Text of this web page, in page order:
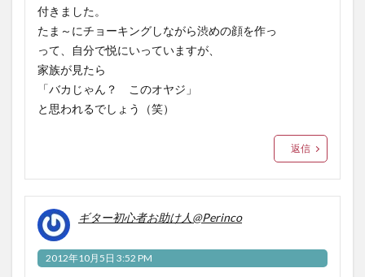
付きました。
たま～にチョーキングしながら渋めの顔を作っ
って、自分で悦にいっていますが、
家族が見たら
「バカじゃん？ このオヤジ」
と思われるでしょう（笑）
返信
ギター初心者お助け人@Perinco
2012年10月5日 3:52 PM